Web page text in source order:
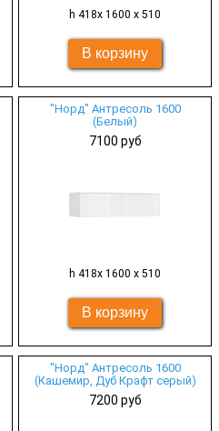
h 418х 1600 х 510
"Норд" Антресоль 1600
(Белый)
7100 руб
h 418х 1600 х 510
"Норд" Антресоль 1600
(Кашемир, Дуб Крафт серый)
7200 руб